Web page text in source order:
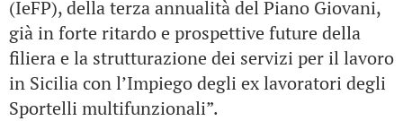
(IeFP), della terza annualità del Piano Giovani,
già in forte ritardo e prospettive future della
filiera e la strutturazione dei servizi per il lavoro
in Sicilia con l’Impiego degli ex lavoratori degli
Sportelli multifunzionali”.